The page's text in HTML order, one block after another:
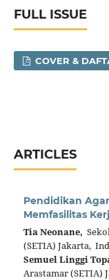
FULL ISSUE
COVER &
ARTICLES
Pendidikan
Memfasilitas
Tia Neonane,
(SETIA) Jakarta,
Semuel Linggi
Arastamar (SETIA)